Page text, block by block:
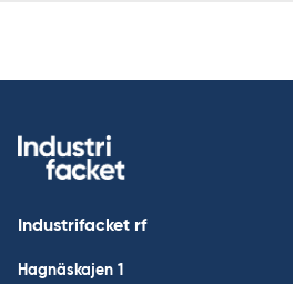
Industrifacket rf
Hagnäskajen 1